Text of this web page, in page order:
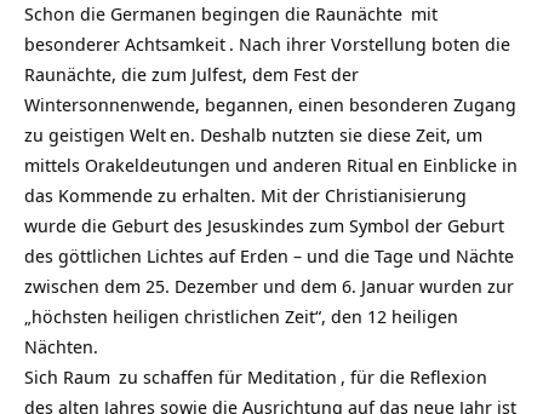
Schon die Germanen begingen die Raunächte mit
besonderer Achtsamkeit . Nach ihrer Vorstellung boten die
Raunächte, die zum Julfest, dem Fest der
Wintersonnenwende, begannen, einen besonderen Zugang
zu geistigen Welten. Deshalb nutzten sie diese Zeit, um
mittels Orakeldeutungen und anderen Ritual en Einblicke in
das Kommende zu erhalten. Mit der Christianisierung
wurde die Geburt des Jesuskindes zum Symbol der Geburt
des göttlichen Lichtes auf Erden – und die Tage und Nächte
zwischen dem 25. Dezember und dem 6. Januar wurden zur
„höchsten heiligen christlichen Zeit“, den 12 heiligen
Nächten.
Sich Raum zu schaffen für Meditation , für die Reflexion
des alten Jahres sowie die Ausrichtung auf das neue Jahr ist